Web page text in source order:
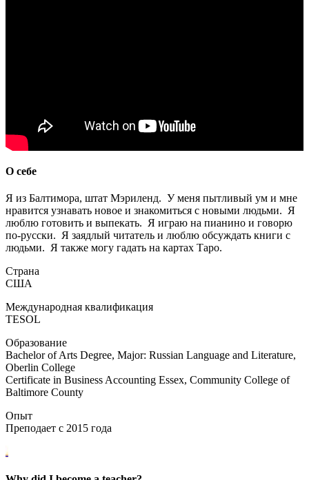
О себе
Я из Балтимора, штат Мэриленд. У меня пытливый ум и мне
нравится узнавать новое и знакомиться с новыми людьми. Я
люблю готовить и выпекать. Я играю на пианино и говорю
по-русски. Я заядлый читатель и люблю обсуждать книги с
людьми. Я также могу гадать на картах Таро.
Страна
США
Международная квалификация
TESOL
Образование
Bachelor of Arts Degree, Major: Russian Language and Literature,
Oberlin College
Certificate in Business Accounting Essex, Community College of
Baltimore County
Опыт
Преподает с 2015 года